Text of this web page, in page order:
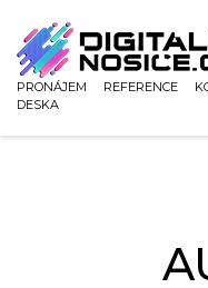
PRONÁJEM REFERENCE
DESKA